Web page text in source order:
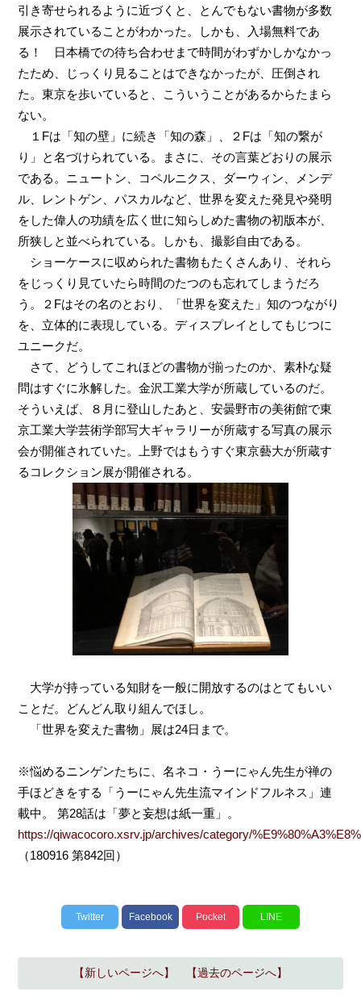
引き寄せられるように近づくと、とんでもない書物が多数
展示されていることがわかった。しかも、入場無料であ
る！ 日本橋での待ち合わせまで時間がわずかしかなかっ
たため、じっくり見ることはできなかったが、圧倒され
た。東京を歩いていると、こういうことがあるからたまら
ない。
１Fは「知の壁」に続き「知の森」、２Fは「知の繋が
り」と名づけられている。まさに、その言葉どおりの展示
である。ニュートン、コペルニクス、ダーウィン、メンデ
ル、レントゲン、パスカルなど、世界を変えた発見や発明
をした偉人の功績を広く世に知らしめた書物の初版本が、
所狭しと並べられている。しかも、撮影自由である。
ショーケースに収められた書物もたくさんあり、それら
をじっくり見ていたら時間のたつのも忘れてしまうだろ
う。２Fはその名のとおり、「世界を変えた」知のつながり
を、立体的に表現している。ディスプレイとしてもじつに
ユニークだ。
さて、どうしてこれほどの書物が揃ったのか、素朴な疑
問はすぐに氷解した。金沢工業大学が所蔵しているのだ。
そういえば、８月に登山したあと、安曇野市の美術館で東
京工業大学芸術学部写大ギャラリーが所蔵する写真の展示
会が開催されていた。上野ではもうすぐ東京藝大が所蔵す
るコレクション展が開催される。
大学が持っている知財を一般に開放するのはとてもいい
ことだ。どんどん取り組んでほし。
「世界を変えた書物」展は24日まで。
※悩めるニンゲンたちに、名ネコ・うーにゃん先生が禅の
手ほどきをする「うーにゃん先生流マインドフルネス」連
載中。 第28話は「夢と妄想は紙一重」。
https://qiwacocoro.xsrv.jp/archives/category/
（180916 第842回）
Twitter Facebook Pocket LINE
【新しいページへ】 【過去のページへ】